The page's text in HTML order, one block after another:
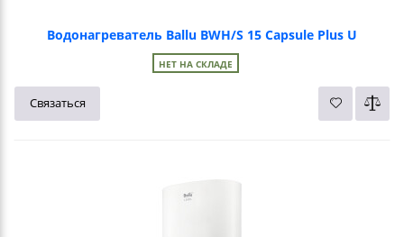
Водонагреватель Ballu BWH/S 15 Capsule Plus U
НЕТ НА СКЛАДЕ
Связаться